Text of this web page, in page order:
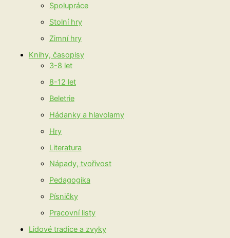
Spolupráce
Stolní hry
Zimní hry
Knihy, časopisy
3-8 let
8-12 let
Beletrie
Hádanky a hlavolamy
Hry
Literatura
Nápady, tvořivost
Pedagogika
Písničky
Pracovní listy
Lidové tradice a zvyky